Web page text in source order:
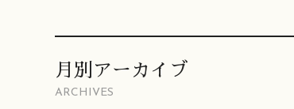
月別アーカイブ
ARCHIVES